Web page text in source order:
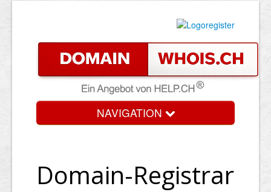
NAVIGATION
Domain-Registrar